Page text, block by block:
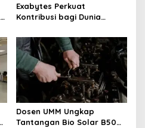
Exabytes Perkuat
Kontribusi bagi Dunia
Melalui Kerja Sama dengan
Universitas Ciputra
Surabaya
Dosen UMM Ungkap
Tantangan Bio Solar B50